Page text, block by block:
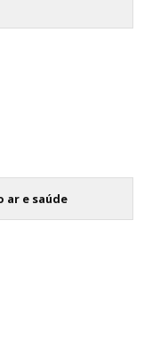
ar e saúde